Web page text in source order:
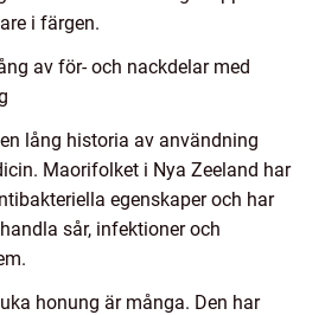
i färgen.
av för- och nackdelar med
lång historia av användning
Maorifolket i Nya Zeeland har
egenskaper och har
sår, infektioner och
honung är många. Den har